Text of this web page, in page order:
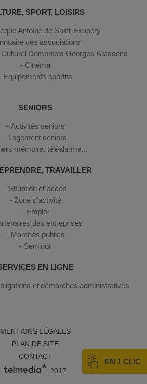
EN 1 CLIC
SPORT, LOISIRS
Antoine de Saint-Exupéry
des associations
Domontois Georges Brassens
Cinéma
Equipements sportifs
SENIORS
Activités seniors
Logement seniors
mémoire, téléalarme...
TRAVAILLER
Situation et accès
Zone d’activité
Emploi
des entreprises
Marchés publics
Semidor
EN LIGNE
et démarches administratives
MENTIONS LÉGALES
PLAN DE SITE
CONTACT
2017